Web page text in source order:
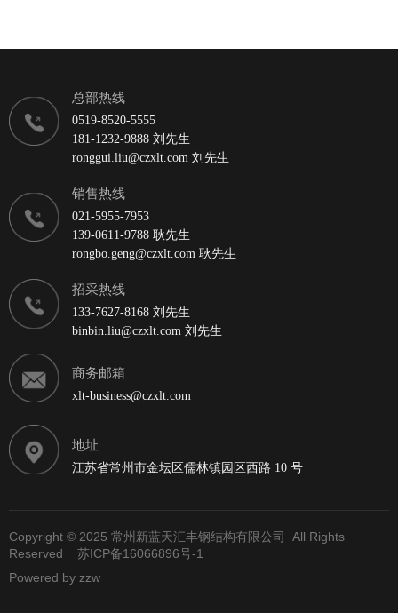
总部热线
0519-8520-5555
181-1232-9888 刘先生
ronggui.liu@czxlt.com 刘先生
销售热线
021-5955-7953
139-0611-9788 耿先生
rongbo.geng@czxlt.com 耿先生
招采热线
133-7627-8168 刘先生
binbin.liu@czxlt.com 刘先生
商务邮箱
xlt-business@czxlt.com
地址
江苏省常州市金坛区儒林镇园区西路 10 号
Copyright © 2025 常州新蓝天汇丰钢结构有限公司 All Rights
Reserved 苏ICP备16066896号-1
Powered by zzw